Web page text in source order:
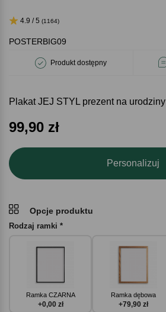
POSTERBIG09
Produkt dostępny
4.9 / 5 (1164)
Plakat JEJ STYL prezent na urodziny
99,90 zł
Personalizuj
Opcje produktu
Rodzaj ramki *
Ramka CZARNA
+0,00 zł
Ramka dębowa
+79,90 zł